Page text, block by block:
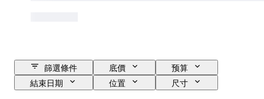
篩選條件 底價
预算
結束日期
位置
尺寸